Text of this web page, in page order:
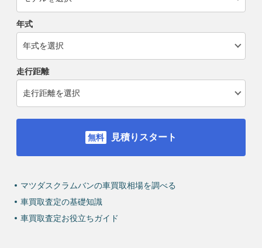
年式
走行距離
見積りスタート
マツダスクラムバンの車買取相場を調べる
車買取査定の基礎知識
車買取査定お役立ちガイド